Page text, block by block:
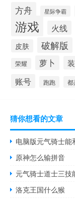
方舟 星际争霸
游戏 火线
皮肤 破解版
荣耀 萝卜
账号 跑跑 都
猜你想看的文章
电脑版元气骑士
原神怎么输拼音
元气骑士道士三技
洛克王国什么猴